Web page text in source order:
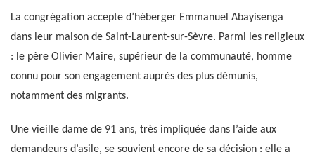
La congrégation accepte d’héberger Emmanuel Abayisenga
dans leur maison de Saint-Laurent-sur-Sèvre. Parmi les religieux
: le père Olivier Maire, supérieur de la communauté, homme
connu pour son engagement auprès des plus démunis,
notamment des migrants.
Une vieille dame de 91 ans, très impliquée dans l’aide aux
demandeurs d’asile, se souvient encore de sa décision : elle a